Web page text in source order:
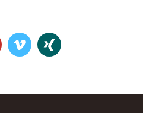
YouTubeVimeo